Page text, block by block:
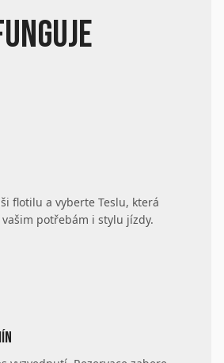
flotilu a vyberte Teslu, která
potřebám i stylu jízdy.